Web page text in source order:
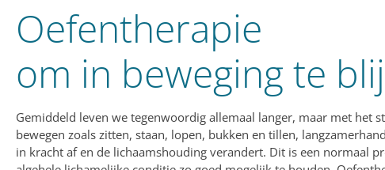
Oefentherapie
om in beweging te
Gemiddeld leven we tegenwoordig allemaal langer, maar met het
bewegen zoals zitten, staan, lopen, bukken en tillen,
in kracht af en de lichaamshouding verandert. Dit is een normaal